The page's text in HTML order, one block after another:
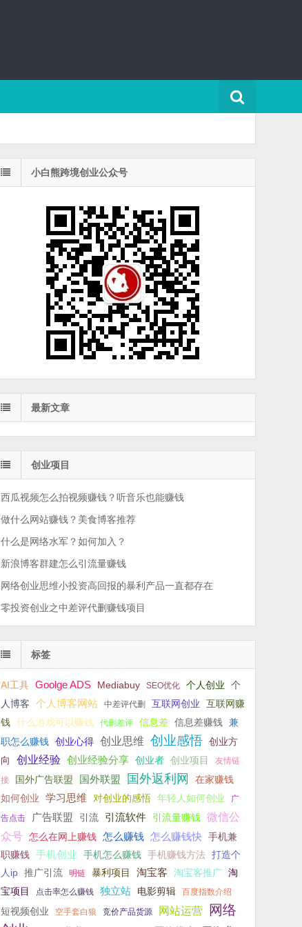
小白熊跨境创业公众号
最新文章
创业项目
西瓜视频怎么拍视频赚钱？听音乐也能赚钱
做什么网站赚钱？美食博客推荐
什么是网络水军？如何加入？
新浪博客群建怎么引流量赚钱
网络创业思维小投资高回报的暴利产品一直都存在
零投资创业之中差评代删赚钱项目
标签
AI工具 Goolge ADS Mediabuy SEO优化 个人创业
个
人博客
个人博客网站 中差评代删 互联网创业
互联网赚
钱 什么游戏可以赚钱 代删差评 信息差 信息差赚钱 兼
职怎么赚钱 创业心得 创业思维 创业感悟 创业方
向
创业经验 创业经验分享 创业者 创业项目
友情链
接
国外广告联盟 国外联盟 国外返利网
在家赚钱
如何创业
学习思维 对创业的感悟 年轻人如何创业
广
告点击
广告联盟 引流 引流软件 引流量赚钱 微信公
众号 怎么在网上赚钱 怎么赚钱 怎么赚钱快 手机兼
职赚钱 手机创业 手机怎么赚钱 手机赚钱方法 打造个
人ip 推广引流 明链 暴利项目 淘宝客 淘宝客推广 淘
宝项目
点击率怎么赚钱 独立站 电影剪辑 百度指数介绍
短视频创业 空手套白狼 竞价产品货源 网站运营
网络